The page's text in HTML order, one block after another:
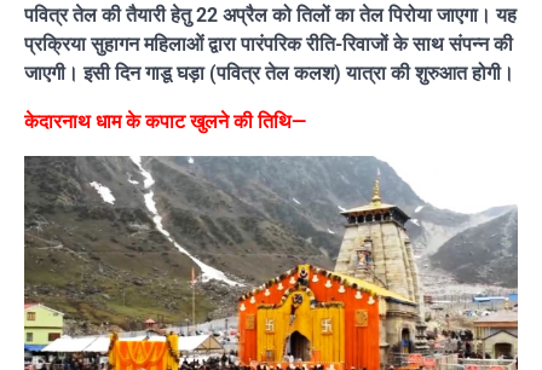
पवित्र तेल की तैयारी हेतु 22 अप्रैल को तिलों का तेल पिरोया जाएगा। यह
प्रक्रिया सुहागन महिलाओं द्वारा पारंपरिक रीति-रिवाजों के साथ संपन्न की
जाएगी। इसी दिन गाडू घड़ा (पवित्र तेल कलश) यात्रा की शुरुआत होगी।
केदारनाथ धाम के कपाट खुलने की तिथि—